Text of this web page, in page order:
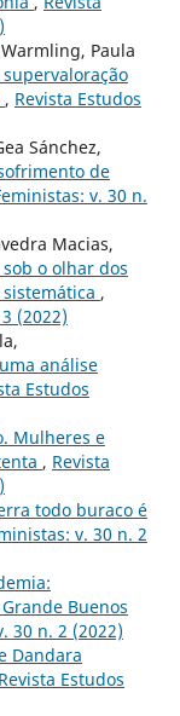
Paula
, Revista Estudos
Sánchez,
de
v. 30 n.
Macias,
o olhar dos
,
(2022)
análise
Estudos
Mulheres e
, Revista
todo buraco é
v. 30 n. 2
Buenos
30 n. 2 (2022)
Dandara
Revista Estudos